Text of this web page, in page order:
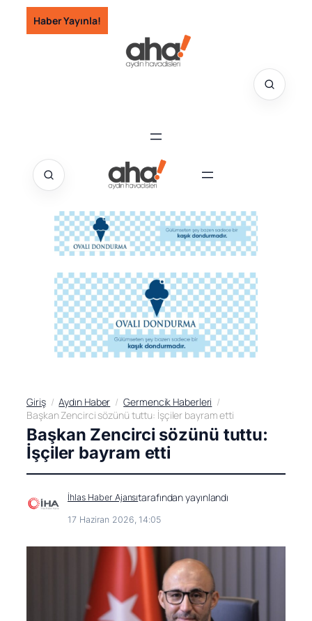
İçeriğe
geç
Haber Yayınla!
Giriş Aydın Haber
Germencik Haberleri
Başkan Zencirci sözünü tuttu: İşçiler bayram etti
Başkan Zencirci sözünü tuttu:
İşçiler bayram etti
İhlas Haber Ajansıtarafından yayınlandı
17 Haziran 2026, 14:05